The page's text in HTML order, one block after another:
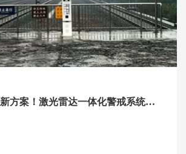
站台安防升级新方案！激光雷达一体化警戒系统，全天候守护轨道出行安全